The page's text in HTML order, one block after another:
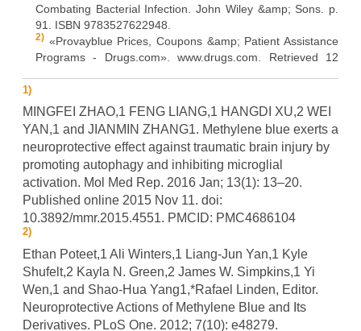
Combating Bacterial Infection. John Wiley &amp; Sons. p.
91. ISBN 9783527622948.
2) «Provayblue Prices, Coupons &amp; Patient Assistance
Programs - Drugs.com». www.drugs.com. Retrieved 12
Pharmacopoeia 2015 Deluxe Lab-Coat Edition. Jones
&amp; Bartlett Learning. p. 471. ISBN 9781284057560
4)Manual of Clinical Hematology, Joseph Mazza
5)Salah M.; Samy N.; Fadel M. (January 2009).
«Methylene blue mediated photodynamic therapy for
resistant plaque psoriasis». J. Drugs Dermatol. 8 (1): 42–9.
PMID 19180895
6)«Prosed DS (Methenamine, Salicylate, Methylene Blue,
Description, User Reviews, Drug Side Effects, Interactions -
Prescribing Information at RxList»
7)
Hanzlik, P. J. (4 February 1933). «Methylene Blue As
Antidote for Cyanide Poisoning». JAMA. 100 (5): 357.
doi:10.1001/jama.1933.02740050053028
8)
1)
MINGFEI ZHAO,1 FENG LIANG,1 HANGDI XU,2 WEI
YAN,1 and JIANMIN ZHANG1. Methylene blue exerts a
neuroprotective effect against traumatic brain injury by
promoting autophagy and inhibiting microglial
activation. Mol Med Rep. 2016 Jan; 13(1): 13–20.
Published online 2015 Nov 11. doi:
10.3892/mmr.2015.4551. PMCID: PMC4686104
2)
Ethan Poteet,1 Ali Winters,1 Liang-Jun Yan,1 Kyle
Shufelt,2 Kayla N. Green,2 James W. Simpkins,1 Yi
Wen,1 and Shao-Hua Yang1,*Rafael Linden, Editor.
Neuroprotective Actions of Methylene Blue and Its
Derivatives. PLoS One. 2012; 7(10): e48279.